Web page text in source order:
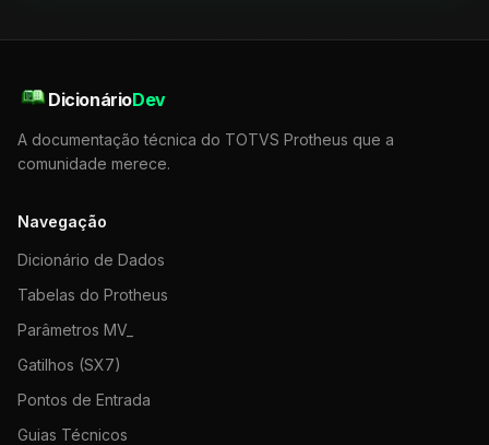
DicionárioDev
A documentação técnica do TOTVS Protheus que a
comunidade merece.
Navegação
Dicionário de Dados
Tabelas do Protheus
Parâmetros MV_
Gatilhos (SX7)
Pontos de Entrada
Guias Técnicos